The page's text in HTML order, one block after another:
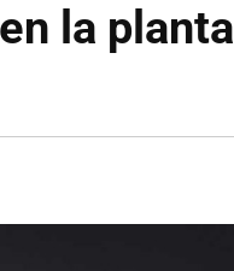
la planta